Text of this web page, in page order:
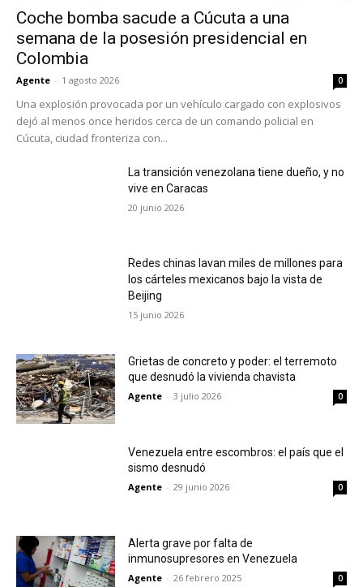
Coche bomba sacude a Cúcuta a una
semana de la posesión presidencial en
Colombia
Agente - 1 agosto 2026 0
Una explosión provocada por un vehículo cargado con explosivos
dejó al menos once heridos cerca de un comando policial en
Cúcuta, ciudad fronteriza con...
La transición venezolana tiene dueño, y no
vive en Caracas
20 junio 2026
Redes chinas lavan miles de millones para
los cárteles mexicanos bajo la vista de
Beijing
15 junio 2026
Grietas de concreto y poder: el terremoto
que desnudó la vivienda chavista
Agente - 3 julio 2026 0
Venezuela entre escombros: el país que el
sismo desnudó
Agente - 29 junio 2026 0
Alerta grave por falta de
inmunosupresores en Venezuela
Agente - 26 febrero 2025 0